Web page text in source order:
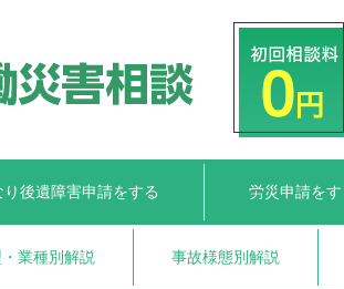
後遺障害申請をする 労災申請をす
業種別解説 事故様態別解説